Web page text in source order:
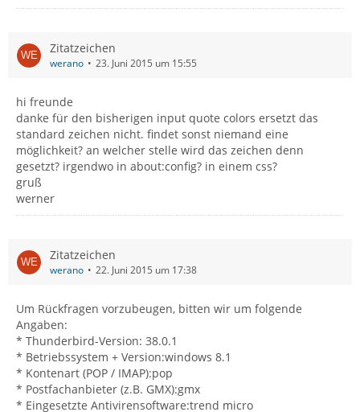
Zitatzeichen
werano 23. Juni 2015 um 15:55
hi freunde
danke für den bisherigen input quote colors ersetzt das
standard zeichen nicht. findet sonst niemand eine
möglichkeit? an welcher stelle wird das zeichen denn
gesetzt? irgendwo in about:config? in einem css?
gruß
werner
Zitatzeichen
werano 22. Juni 2015 um 17:38
Um Rückfragen vorzubeugen, bitten wir um folgende
Angaben:
* Thunderbird-Version: 38.0.1
* Betriebssystem + Version:windows 8.1
* Kontenart (POP / IMAP):pop
* Postfachanbieter (z.B. GMX):gmx
* Eingesetzte Antivirensoftware:trend micro